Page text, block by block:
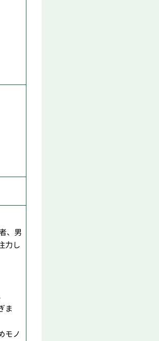
、男
力し
ま
モノ